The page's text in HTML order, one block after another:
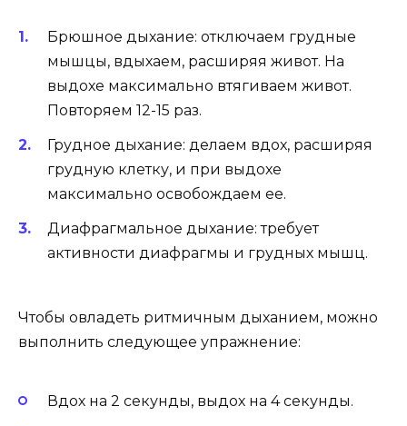
Брюшное дыхание: отключаем грудные
мышцы, вдыхаем, расширяя живот. На
выдохе максимально втягиваем живот.
Повторяем 12-15 раз.
Грудное дыхание: делаем вдох, расширяя
грудную клетку, и при выдохе
максимально освобождаем ее.
Диафрагмальное дыхание: требует
активности диафрагмы и грудных мышц.
Чтобы овладеть ритмичным дыханием, можно
выполнить следующее упражнение:
Вдох на 2 секунды, выдох на 4 секунды.